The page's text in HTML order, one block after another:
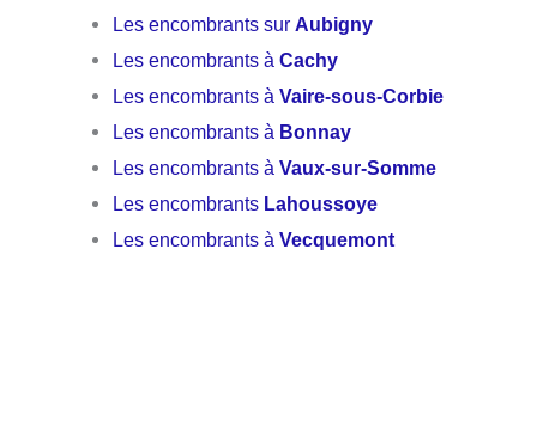
Les encombrants surAubigny
Les encombrants àCachy
Les encombrants àVaire-sous-Corbie
Les encombrants à Bonnay
Les encombrants àVaux-sur-Somme
Les encombrants Lahoussoye
Les encombrants àVecquemont